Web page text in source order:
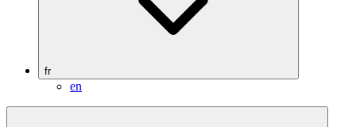
fr
en